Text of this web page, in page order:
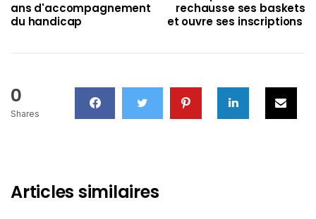
ans d'accompagnement
du handicap
rechausse ses baskets
et ouvre ses inscriptions
0
Shares
Articles similaires